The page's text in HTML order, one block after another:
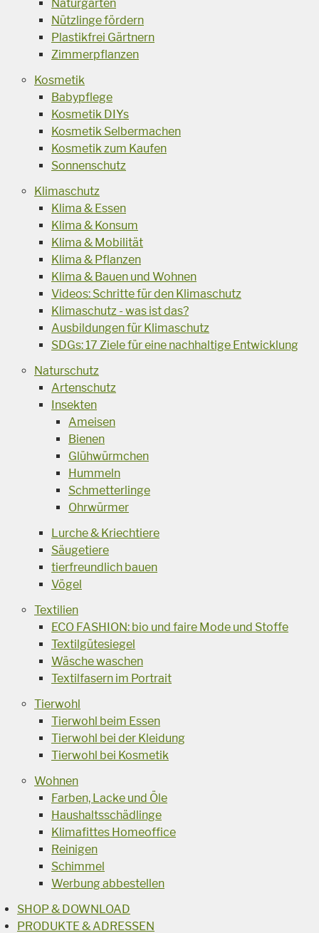
Naturgarten
Nützlinge fördern
Plastikfrei Gärtnern
Zimmerpflanzen
Kosmetik
Babypflege
Kosmetik DIYs
Kosmetik Selbermachen
Kosmetik zum Kaufen
Sonnenschutz
Klimaschutz
Klima & Essen
Klima & Konsum
Klima & Mobilität
Klima & Pflanzen
Klima & Bauen und Wohnen
Videos: Schritte für den Klimaschutz
Klimaschutz - was ist das?
Ausbildungen für Klimaschutz
SDGs: 17 Ziele für eine nachhaltige Entwicklung
Naturschutz
Artenschutz
Insekten
Ameisen
Bienen
Glühwürmchen
Hummeln
Schmetterlinge
Ohrwürmer
Lurche & Kriechtiere
Säugetiere
tierfreundlich bauen
Vögel
Textilien
ECO FASHION: bio und faire Mode und Stoffe
Textilgütesiegel
Wäsche waschen
Textilfasern im Portrait
Tierwohl
Tierwohl beim Essen
Tierwohl bei der Kleidung
Tierwohl bei Kosmetik
Wohnen
Farben, Lacke und Öle
Haushaltsschädlinge
Klimafittes Homeoffice
Reinigen
Schimmel
Werbung abbestellen
SHOP & DOWNLOAD
PRODUKTE & ADRESSEN